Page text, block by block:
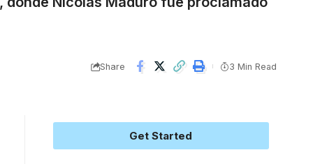
Share 3 Min Read
Get Started